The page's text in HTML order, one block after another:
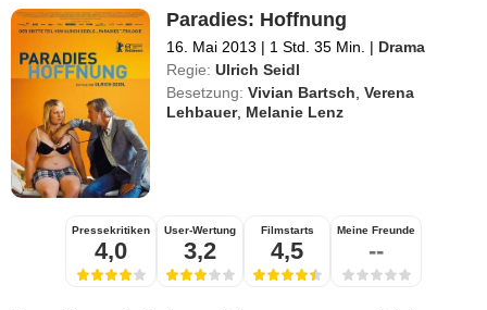
Paradies: Hoffnung
16. Mai 2013 | 1 Std. 35 Min. | Drama
Regie: Ulrich Seidl
Besetzung: Vivian Bartsch,Verena
Lehbauer, Melanie Lenz
Pressekritiken
4,0
User-Wertung
3,2
Filmstarts
4,5
Meine Freunde
--